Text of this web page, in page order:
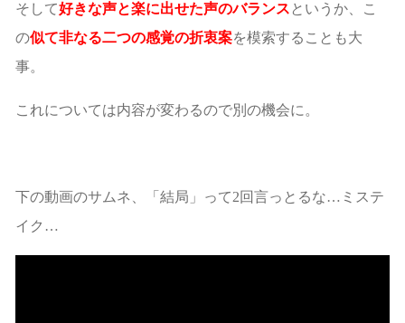
そして好きな声と楽に出せた声のバランス というか、こ
の似て非なる二つの感覚の折衷案を模索することも大
事。
これについては内容が変わるので別の機会に。
下の動画のサムネ、「結局」って2回言っとるな…ミステ
イク…